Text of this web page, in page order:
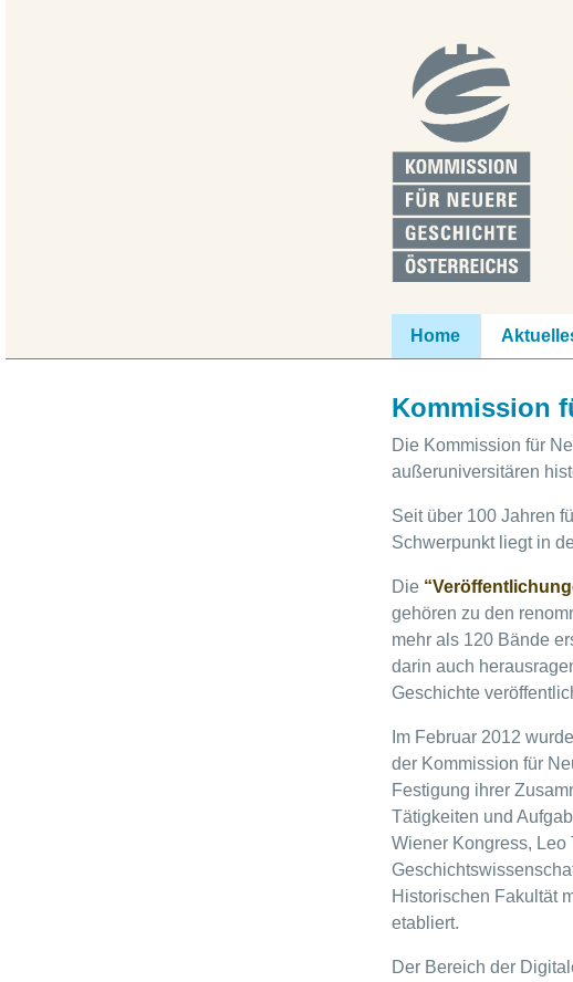
Home
Kommission
Die Kommission für
außeruniversitären
Seit über 100 Jahren
Schwerpunkt liegt in
Die
gehören zu den
mehr als 120 Bände
darin auch
Geschichte
Im Februar 2012
der Kommission für
Festigung ihrer
Tätigkeiten und
Wiener Kongress, Leo
Historischen Fakultät
etabliert.
Der Bereich der